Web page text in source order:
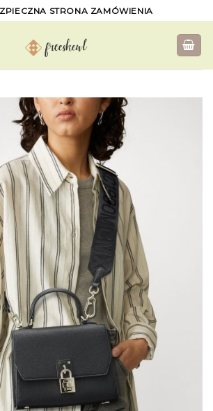
STRONA ZAMÓWIENIA